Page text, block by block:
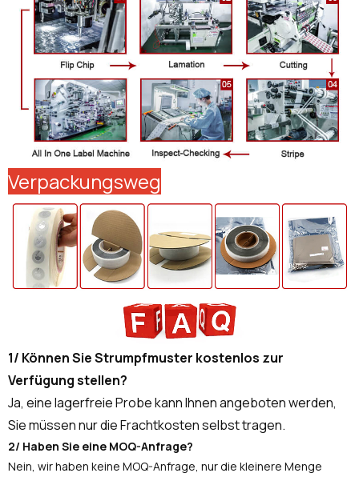
Verpackungsweg
1/ Können Sie Strumpfmuster kostenlos zur
Verfügung stellen?
Ja, eine lagerfreie Probe kann Ihnen angeboten werden,
Sie müssen nur die Frachtkosten selbst tragen.
2/ Haben Sie eine MOQ-Anfrage?
Nein, wir haben keine MOQ-Anfrage, nur die kleinere Menge